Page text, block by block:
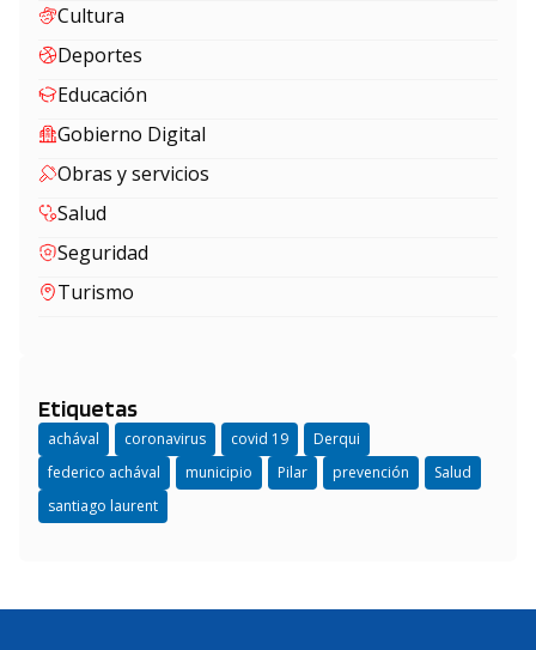
Cultura
Deportes
Educación
Gobierno Digital
Obras y servicios
Salud
Seguridad
Turismo
Etiquetas
achával coronavirus covid 19
Derqui
federico achával
municipio Pilar prevención
Salud
santiago laurent